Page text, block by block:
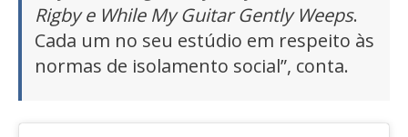
Rigby e While My Guitar Gently Weeps.
Cada um no seu estúdio em respeito às
normas de isolamento social”, conta.